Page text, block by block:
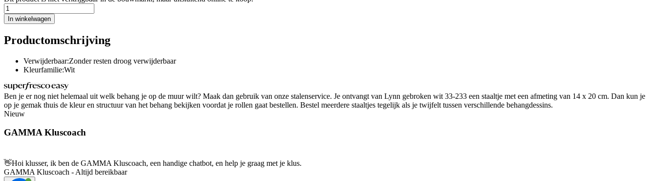
In winkelwagen
Productomschrijving
Verwijderbaar:Zonder resten droog verwijderbaar
Kleurfamilie:Wit
Ben je er nog niet helemaal uit welk behang je op de muur wilt? Maak dan gebruik van onze stalenservice. Je ontvangt van Lynn gebroken wit 33-233 een staaltje met een afmeting van 14 x 20 cm. Dan kun je
op je gemak thuis de kleur en structuur van het behang bekijken voordat je rollen gaat bestellen. Bestel meerdere staaltjes tegelijk als je twijfelt tussen verschillende behangdessins.
Nieuw
GAMMA Kluscoach
👋Hoi klusser, ik ben de GAMMA Kluscoach, een handige chatbot, en help je graag met je klus.
GAMMA Kluscoach - Altijd bereikbaar